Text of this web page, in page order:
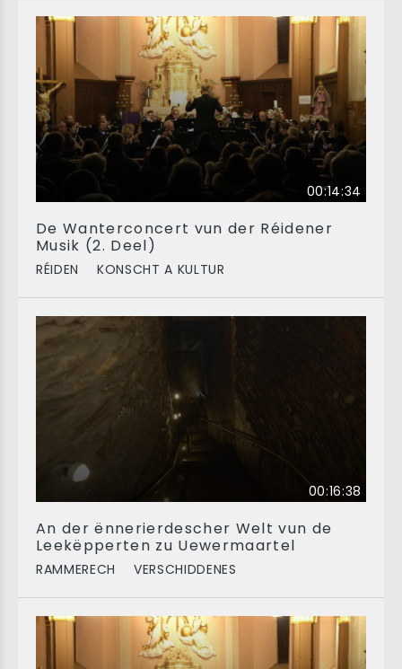
00:14:34
De Wanterconcert vun der Réidener
Musik (2. Deel)
RÉIDEN KONSCHT A KULTUR
00:16:38
An der ënnerierdescher Welt vun de
Leekëpperten zu Uewermaartel
RAMMERECH VERSCHIDDENES